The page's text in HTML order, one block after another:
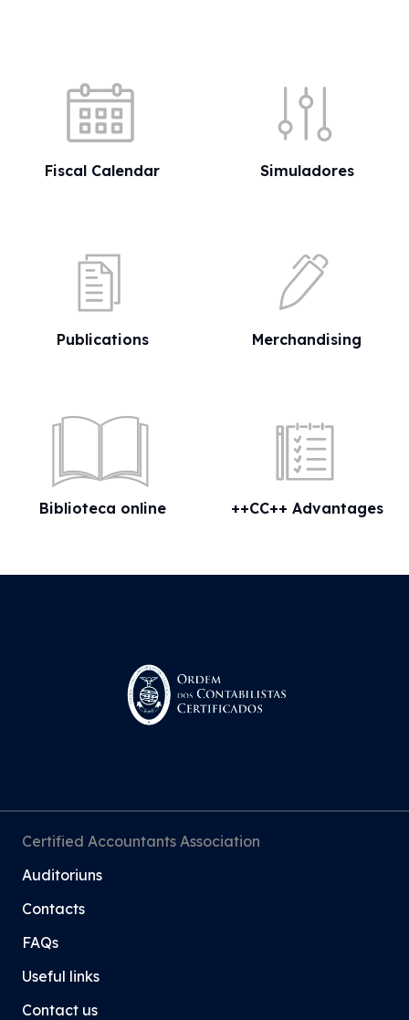
Fiscal Calendar Simuladores
Publications Merchandising
Biblioteca online ++CC++ Advantages
Certified Accountants Association
Auditoriuns
Contacts
FAQs
Useful links
Contact us